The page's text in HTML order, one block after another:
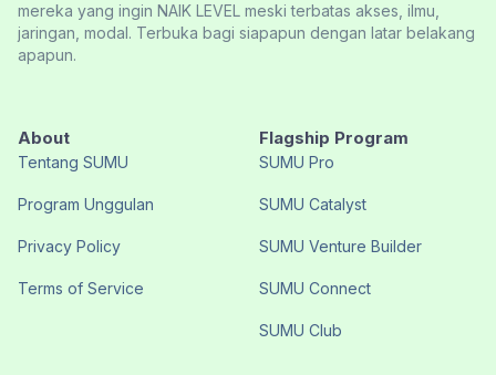
mereka yang ingin NAIK LEVEL meski terbatas akses, ilmu,
jaringan, modal. Terbuka bagi siapapun dengan latar belakang
apapun.
About
Tentang SUMU
Program Unggulan
Privacy Policy
Terms of Service
Flagship Program
SUMU Pro
SUMU Catalyst
SUMU Venture Builder
SUMU Connect
SUMU Club